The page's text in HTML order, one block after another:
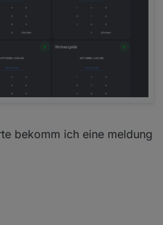
bekomm ich eine meldung